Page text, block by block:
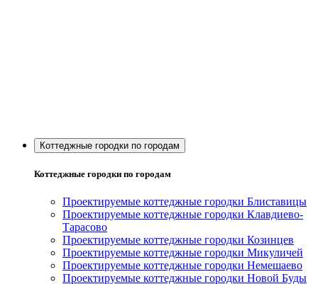
Коттеджные городки по городам
Коттеджные городки по городам
Проектируемые коттеджные городки Блиставицы
Проектируемые коттеджные городки Клавдиево-
Тарасово
Проектируемые коттеджные городки Козинцев
Проектируемые коттеджные городки Микуличей
Проектируемые коттеджные городки Немешаево
Проектируемые коттеджные городки Новой Буды